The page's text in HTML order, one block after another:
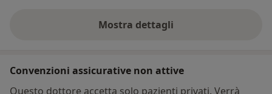
Mostra dettagli
sull'indirizzo
Convenzioni assicurative non attive
Questo dottore accetta solo pazienti privati. Verrà